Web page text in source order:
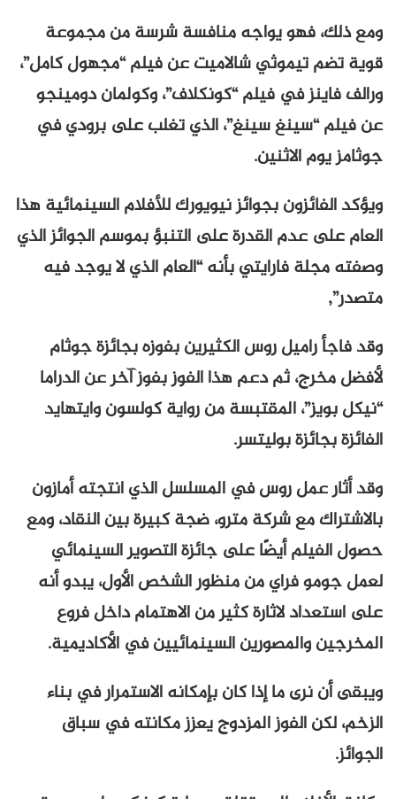
ومع ذلك، فهو يواجه منافسة شرسة من مجموعة
قوية تضم تيموثي شالاميت عن فيلم “مجهول كامل”،
ورالف فاينز في فيلم “كونكلاف”، وكولمان دومينجو
عن فيلم “سينغ سينغ”، الذي تغلب على برودي في
جوثامز يوم الاثنين.
ويؤكد الفائزون بجوائز نيويورك للأفلام السينمائية هذا
العام على عدم القدرة على التنبؤ بموسم الجوائز الذي
وصفته مجلة فارايتي بأنه “العام الذي لا يوجد فيه
متصدر”,
وقد فاجأ راميل روس الكثيرين بفوزه بجائزة جوثام
لأفضل مخرج، ثم دعم هذا الفوز بفوز آخر عن الدراما
“نيكل بويز”، المقتبسة من رواية كولسون وايتهايد
الفائزة بجائزة بوليتسر.
وقد أثار عمل روس في المسلسل الذي انتجته أمازون
بالاشتراك مع شركة مترو، ضجة كبيرة بين النقاد، ومع
حصول الفيلم أيضًا على جائزة التصوير السينمائي
لعمل جومو فراي من منظور الشخص الأول، يبدو أنه
على استعداد لاثارة كثير من الاهتمام داخل فروع
المخرجين والمصورين السينمائيين في الأكاديمية.
ويبقى أن نرى ما إذا كان بإمكانه الاستمرار في بناء
الزخم، لكن الفوز المزدوج يعزز مكانته في سباق
الجوائز.